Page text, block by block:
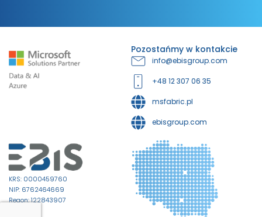
Pozostańmy w kontakcie
info@ebisgroup.com
+48 12 307 06 35
msfabric.pl
ebisgroup.com
KRS: 0000459760
NIP: 6762464669
Regon: 122843907